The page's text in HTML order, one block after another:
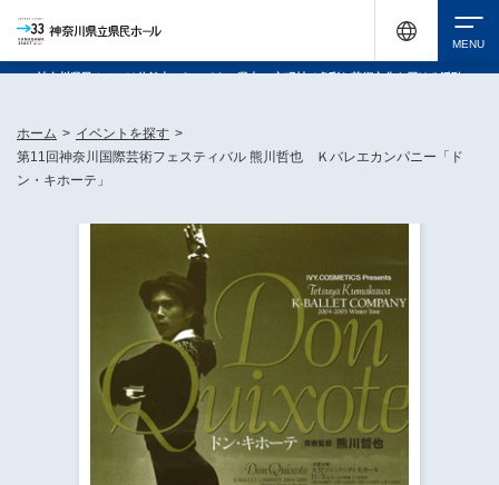
神奈川県民ホールは休館中においても、県内33市町村で多彩な芸術文化を届ける活動
イベントを探す
・ イベント一覧
・ イベントカレンダー
休館中の県民ホールについて
神奈川県立県民ホールSNS
ホーム > イベントを探す >
第11回神奈川国際芸術フェスティバル 熊川哲也 Ｋバレエカンパニー「ド
ン・キホーテ」